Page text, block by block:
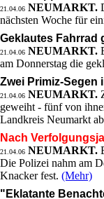
21.04.06 NEUMARKT.
nächsten Woche für
Geklautes Fahrrad
21.04.06 NEUMARKT.
am Donnerstag die
Zwei Primiz-Segen
21.04.06 NEUMARKT.
geweiht - fünf von
Landkreis Neumarkt
Nach
21.04.06 NEUMARKT.
Die Polizei nahm am
Knacker fest. (Mehr)
"Eklatante